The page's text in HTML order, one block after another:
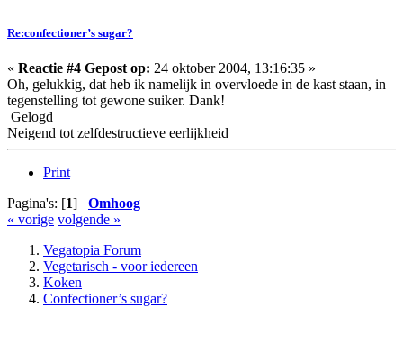
Re:confectioner’s sugar?
« Reactie #4 Gepost op: 24 oktober 2004, 13:16:35 »
Oh, gelukkig, dat heb ik namelijk in overvloede in de kast staan, in
tegenstelling tot gewone suiker. Dank!
Gelogd
Neigend tot zelfdestructieve eerlijkheid
Print
Pagina's: [1] Omhoog
« vorige volgende »
Vegatopia Forum
Vegetarisch - voor iedereen
Koken
Confectioner’s sugar?